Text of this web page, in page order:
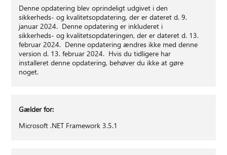
Denne opdatering blev oprindeligt udgivet i den
sikkerheds- og kvalitetsopdatering, der er dateret d. 9.
januar 2024. Denne opdatering er inkluderet i
sikkerheds- og kvalitetsopdateringen, der er dateret d. 13.
februar 2024. Denne opdatering ændres ikke med denne
version d. 13. februar 2024. Hvis du tidligere har
installeret denne opdatering, behøver du ikke at gøre
noget.
Gælder for:
Microsoft .NET Framework 3.5.1